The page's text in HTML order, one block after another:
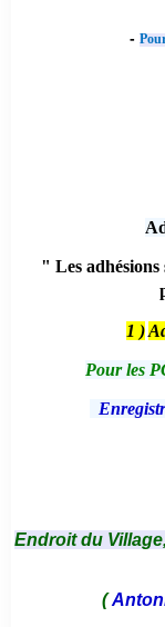
-
" Les adhésions
1 )
Pour les
Endroit du
(